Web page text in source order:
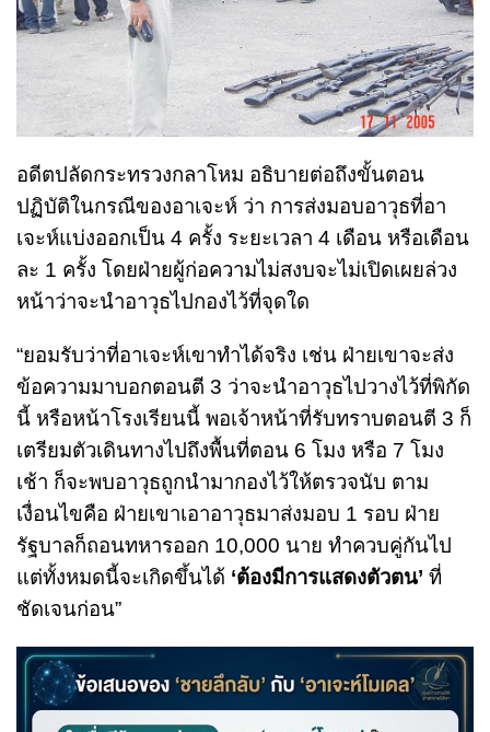
อดีตปลัดกระทรวงกลาโหม อธิบายต่อถึงขั้นตอน
ปฏิบัติในกรณีของอาเจะห์ ว่า การส่งมอบอาวุธที่อา
เจะห์แบ่งออกเป็น 4 ครั้ง ระยะเวลา 4 เดือน หรือเดือน
ละ 1 ครั้ง โดยฝ่ายผู้ก่อความไม่สงบจะไม่เปิดเผยล่วง
หน้าว่าจะนำอาวุธไปกองไว้ที่จุดใด
“ยอมรับว่าที่อาเจะห์เขาทำได้จริง เช่น ฝ่ายเขาจะส่ง
ข้อความมาบอกตอนตี 3 ว่าจะนำอาวุธไปวางไว้ที่พิกัด
นี้ หรือหน้าโรงเรียนนี้ พอเจ้าหน้าที่รับทราบตอนตี 3 ก็
เตรียมตัวเดินทางไปถึงพื้นที่ตอน 6 โมง หรือ 7 โมง
เช้า ก็จะพบอาวุธถูกนำมากองไว้ให้ตรวจนับ ตาม
เงื่อนไขคือ ฝ่ายเขาเอาอาวุธมาส่งมอบ 1 รอบ ฝ่าย
รัฐบาลก็ถอนทหารออก 10,000 นาย ทำควบคู่กันไป
แต่ทั้งหมดนี้จะเกิดขึ้นได้ ‘ต้องมีการแสดงตัวตน’ ที่
ชัดเจนก่อน”